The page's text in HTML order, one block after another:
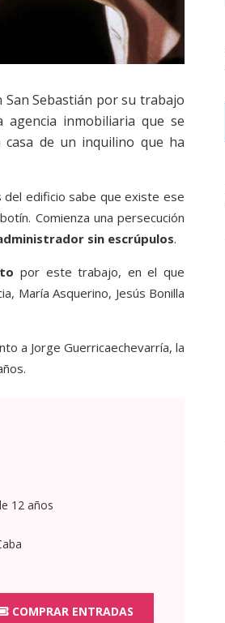
San Sebastián por su trabajo
inmobiliaria que se
de un inquilino que ha
edificio sabe que existe ese
Comienza una persecución
sin escrúpulos.
por este trabajo, en el que
María Asquerino, Jesús Bonilla
a Jorge Guerricaechevarría, la
12 años
COMPRAR ENTRADAS